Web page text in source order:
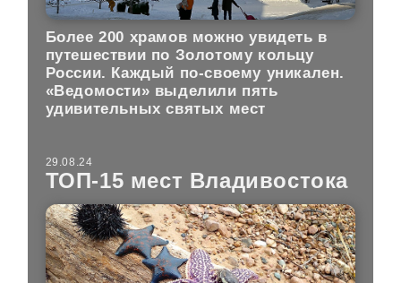
Более 200 храмов можно увидеть в
путешествии по Золотому кольцу
России. Каждый по-своему уникален.
«Ведомости» выделили пять
удивительных святых мест
29.08.24
ТОП-15 мест Владивостока